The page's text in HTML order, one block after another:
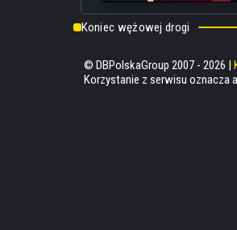
Anison & BGM Pack 2:
• 超絶☆ダイナミック！
• 限界突破×サバイバー (“Limit-
Drugi opening serii Dragon Ball
• よかよかダンス (“Easy-Going
Koniec wężowej drogi
© DBPolskaGroup 2007 - 2026 |
Korzystanie z serwisu oznacza